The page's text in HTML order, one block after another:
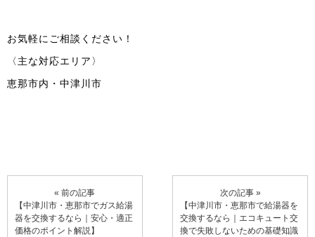
お気軽にご相談ください！
〈主な対応エリア〉
恵那市内・中津川市
« 前の記事
【中津川市・恵那市でガス給湯
器を交換するなら｜安心・適正
価格のポイント解説】
次の記事 »
【中津川市・恵那市で給湯器を
交換するなら｜エコキュート交
換で失敗しないための基礎知識